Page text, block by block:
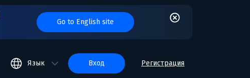
Go to English site
Язык вход Регистрация